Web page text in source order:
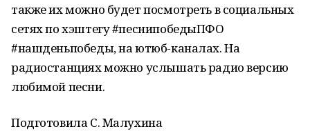
также их можно будет посмотреть в социальных
сетях по хэштегу #песнипобедыПФО
#нашденьпобеды, на ютюб-каналах. На
радиостанциях можно услышать радио версию
любимой песни.
Подготовила С. Малухина